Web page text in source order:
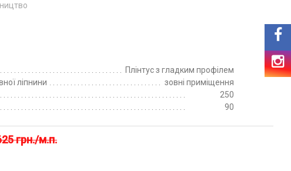
Плінтус з гладким профілем
ліпнини
зовні приміщення
250
90
грн./м.п.